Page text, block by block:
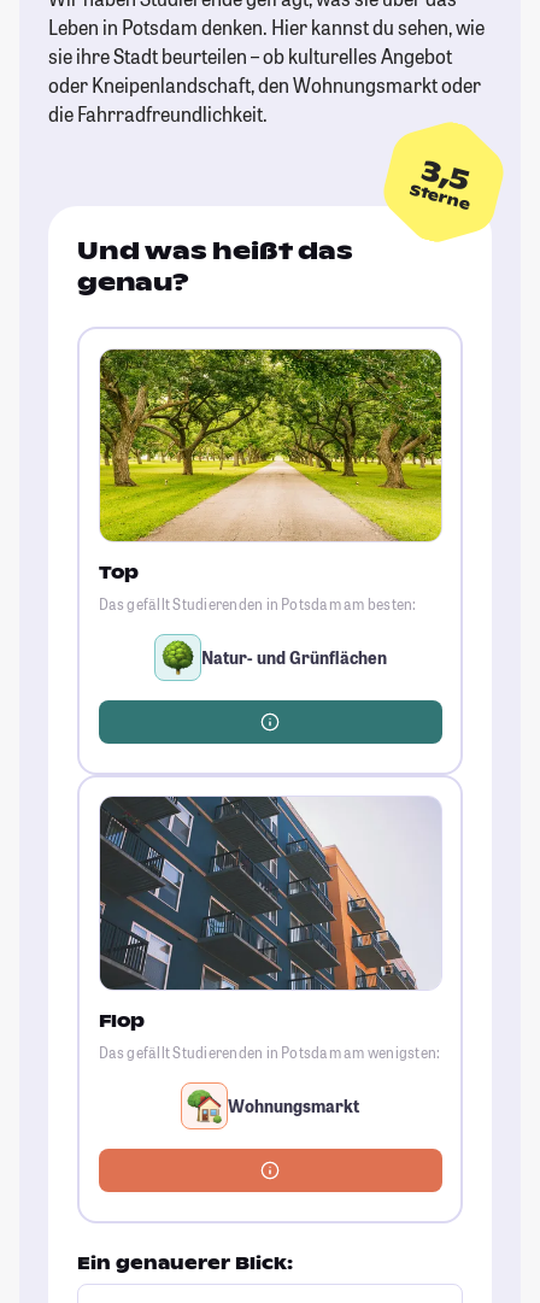
Leben in Potsdam denken. Hier kannst du sehen, wie
sie ihre Stadt beurteilen – ob kulturelles Angebot
oder Kneipenlandschaft, den Wohnungsmarkt oder
die Fahrradfreundlichkeit.
3,5
Sterne
Und was heißt das
genau?
Top
Das gefällt Studierenden in Potsdam am besten:
Natur- und Grünflächen
Flop
Das gefällt Studierenden in Potsdam am wenigsten:
Wohnungsmarkt
Ein genauerer Blick: